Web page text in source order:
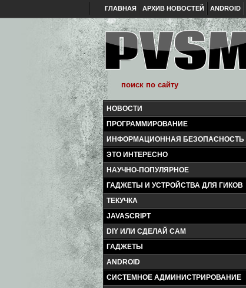
ГЛАВНАЯ АРХИВ НОВОСТЕЙ ANDROID
НОВОСТИ
ПРОГРАММИРОВАНИЕ
ИНФОРМАЦИОННАЯ БЕЗОПАСНОСТЬ
ЭТО ИНТЕРЕСНО
НАУЧНО-ПОПУЛЯРНОЕ
ГАДЖЕТЫ И УСТРОЙСТВА ДЛЯ ГИКОВ
ТЕКУЧКА
JAVASCRIPT
DIY ИЛИ СДЕЛАЙ САМ
ГАДЖЕТЫ
ANDROID
СИСТЕМНОЕ АДМИНИСТРИРОВАНИЕ